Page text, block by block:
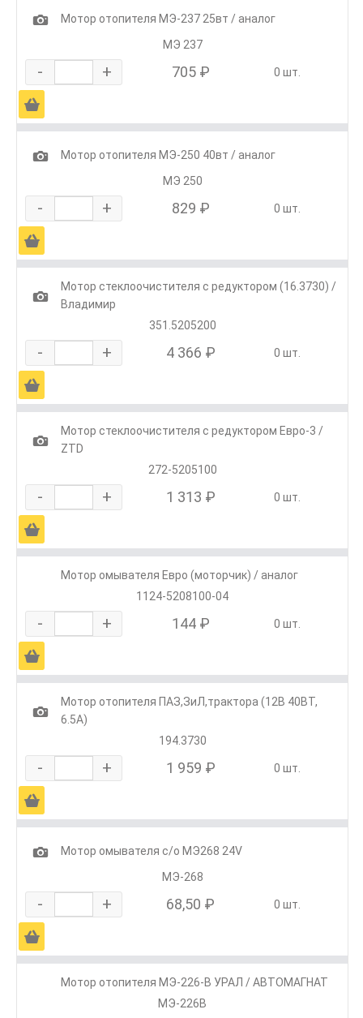
1
Мотор отопителя МЭ-237 25вт / аналог
МЭ 237
- + 705 ₽ 0 шт.
Ä
1
Мотор отопителя МЭ-250 40вт / аналог
МЭ 250
- + 829 ₽ 0 шт.
Ä
1
Мотор стеклоочистителя с редуктором (16.3730) /
Владимир
351.5205200
- + 4 366 ₽ 0 шт.
Ä
1
Мотор стеклоочистителя с редуктором Евро-3 /
ZTD
272-5205100
- + 1 313 ₽ 0 шт.
Ä
Мотор омывателя Евро (моторчик) / аналог
1124-5208100-04
- + 144 ₽ 0 шт.
Ä
1
Мотор отопителя ПАЗ,ЗиЛ,трактора (12В 40ВТ,
6.5А)
194.3730
- + 1 959 ₽ 0 шт.
Ä
1
Мотор омывателя с/о МЭ268 24V
МЭ-268
- + 68,50 ₽ 0 шт.
Ä
Мотор отопителя МЭ-226-В УРАЛ / АВТОМАГНАТ
МЭ-226В